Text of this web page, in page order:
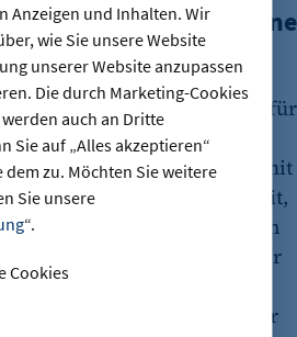
Anzeigen und Inhalten. Wir
wie Sie unsere Website
unserer Website anzupassen
Die durch Marketing-Cookies
auch an Dritte
Sie auf „Alles akzeptieren“
zu. Möchten Sie weitere
Sie unsere
“.
Cookies
Warum Urinale keine
Wartezeit in der Schlange für
die Idee für eine
Lena Olvedi entwickelte mit
Frauen, das Nachhaltigkeit,
und gesellschaftliche Fragen
Im Podcast spricht sie über
und die
ungewöhnliche Idee zur